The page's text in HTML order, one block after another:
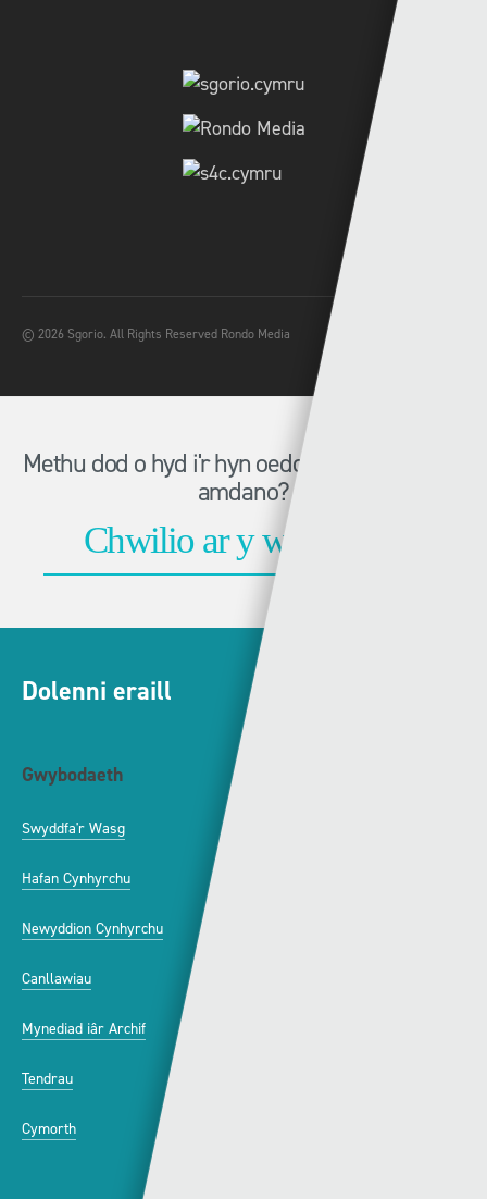
© 2026 Sgorio. All Rights Reserved Rondo Media
Methu dod o hyd i'r hyn oeddech chi'n chwilio
amdano?
Dolenni eraill
Gwybodaeth
Swyddfa'r Wasg
Hafan Cynhyrchu
Newyddion Cynhyrchu
Canllawiau
Mynediad iâr Archif
Tendrau
Cymorth